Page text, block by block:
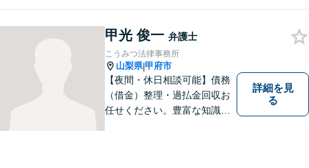
分析し、解決に向けてどのよ
うな方法・手段を取ることが
良いのか等を助言させていた
だきます。
甲光 俊一 弁護士
こうみつ法律事務所
山梨県|甲府市
【夜間・休日相談可能】債務
（借金）整理・過払金回収お
任せください。豊富な知識・
詳細を見
る